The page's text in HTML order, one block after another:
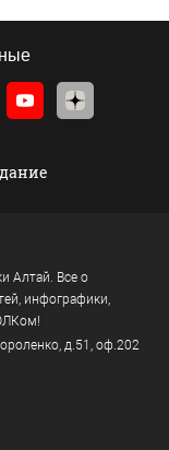
Алтай. Все о
инфографики,
д.51, оф.202